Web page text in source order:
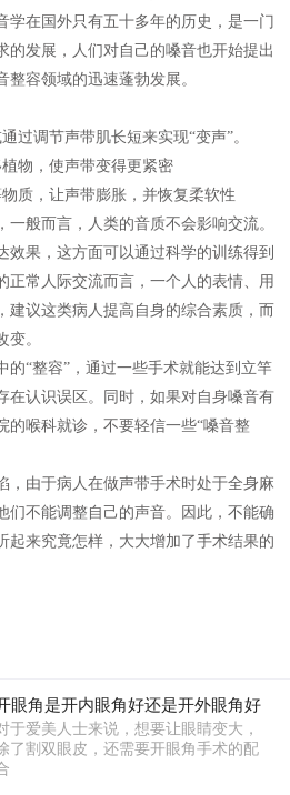
学在国外只有五十多年的历史，是一门
的发展，人们对自己的嗓音也开始提出
容领域的迅速蓬勃发展。
过调节声带肌长短来实现“变声”。
物，使声带变得更紧密
质，让声带膨胀，并恢复柔软性
般而言，人类的音质不会影响交流。
效果，这方面可以通过科学的训练得到
正常人际交流而言，一个人的表情、用
建议这类病人提高自身的综合素质，而
变。
的“整容”，通过一些手术就能达到立竿
在认识误区。同时，如果对自身嗓音有
的喉科就诊，不要轻信一些“嗓音整
，由于病人在做声带手术时处于全身麻
们不能调整自己的声音。因此，不能确
起来究竟怎样，大大增加了手术结果的
眼角是开内眼角好还是开外眼角好
于爱美人士来说，想要让眼睛变大，
了割双眼皮，还需要开眼角手术的配